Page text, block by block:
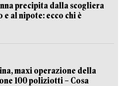
precipita dalla scogliera
e al nipote: ecco chi è
maxi operazione della
100 poliziotti – Cosa